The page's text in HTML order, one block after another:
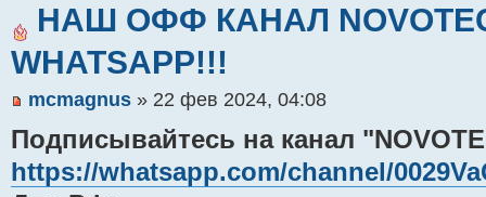
НАШ ОФФ КАНАЛ
WHATSAPP!!!
mcmagnus » 22 фев 2024, 04:08
Подписывайтесь на канал
https://whatsapp.com/channel/